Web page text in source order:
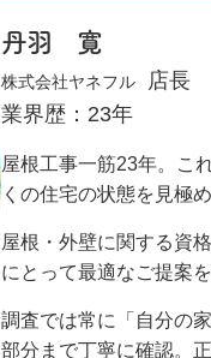
丹羽 寛
株式会社ヤネフル
店長
業界歴：23年
屋根工事一筋23年。こ
くの住宅の状態を見極
屋根・外壁に関する資
にとって最適なご提案
調査では常に「自分の
部分まで丁寧に確認。